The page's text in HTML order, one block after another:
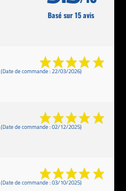
Basé sur 15 avis
de commande : 22/03/2026)
de commande : 02/12/2025)
de commande : 03/10/2025)